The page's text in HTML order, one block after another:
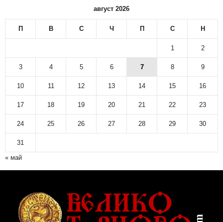
август 2026
П В С Ч П С Н
1 2
3 4 5 6 7 8 9
10 11 12 13 14 15 16
17 18 19 20 21 22 23
24 25 26 27 28 29 30
31
« май